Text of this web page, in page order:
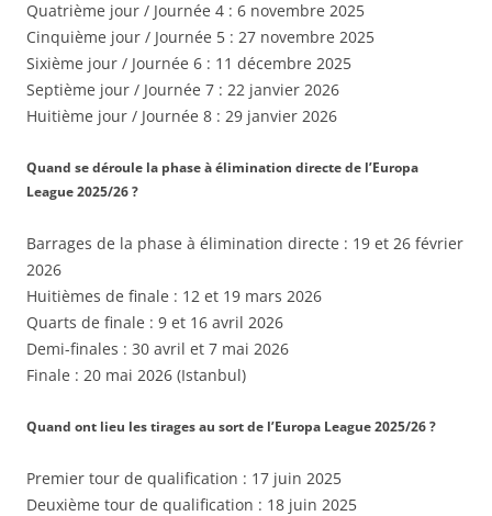
Quatrième jour / Journée 4 : 6 novembre 2025
Cinquième jour / Journée 5 : 27 novembre 2025
Sixième jour / Journée 6 : 11 décembre 2025
Septième jour / Journée 7 : 22 janvier 2026
Huitième jour / Journée 8 : 29 janvier 2026
Quand se déroule la phase à élimination directe de l’Europa
League 2025/26 ?
Barrages de la phase à élimination directe : 19 et 26 février
2026
Huitièmes de finale : 12 et 19 mars 2026
Quarts de finale : 9 et 16 avril 2026
Demi-finales : 30 avril et 7 mai 2026
Finale : 20 mai 2026 (Istanbul)
Quand ont lieu les tirages au sort de l’Europa League 2025/26 ?
Premier tour de qualification : 17 juin 2025
Deuxième tour de qualification : 18 juin 2025